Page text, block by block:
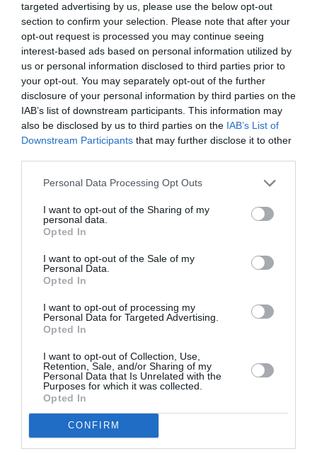
targeted advertising by us, please use the below opt-out
section to confirm your selection. Please note that after your
opt-out request is processed you may continue seeing
interest-based ads based on personal information utilized by
us or personal information disclosed to third parties prior to
your opt-out. You may separately opt-out of the further
disclosure of your personal information by third parties on the
IAB’s list of downstream participants. This information may
also be disclosed by us to third parties on the IAB’s List of
Downstream Participants that may further disclose it to other
Personal Data Processing Opt Outs
I want to opt-out of the Sharing of my
personal data.
Opted In
I want to opt-out of the Sale of my
Personal Data.
Opted In
I want to opt-out of processing my
Personal Data for Targeted Advertising.
Opted In
I want to opt-out of Collection, Use,
Retention, Sale, and/or Sharing of my
Personal Data that Is Unrelated with the
Purposes for which it was collected.
Opted In
CONFIRM